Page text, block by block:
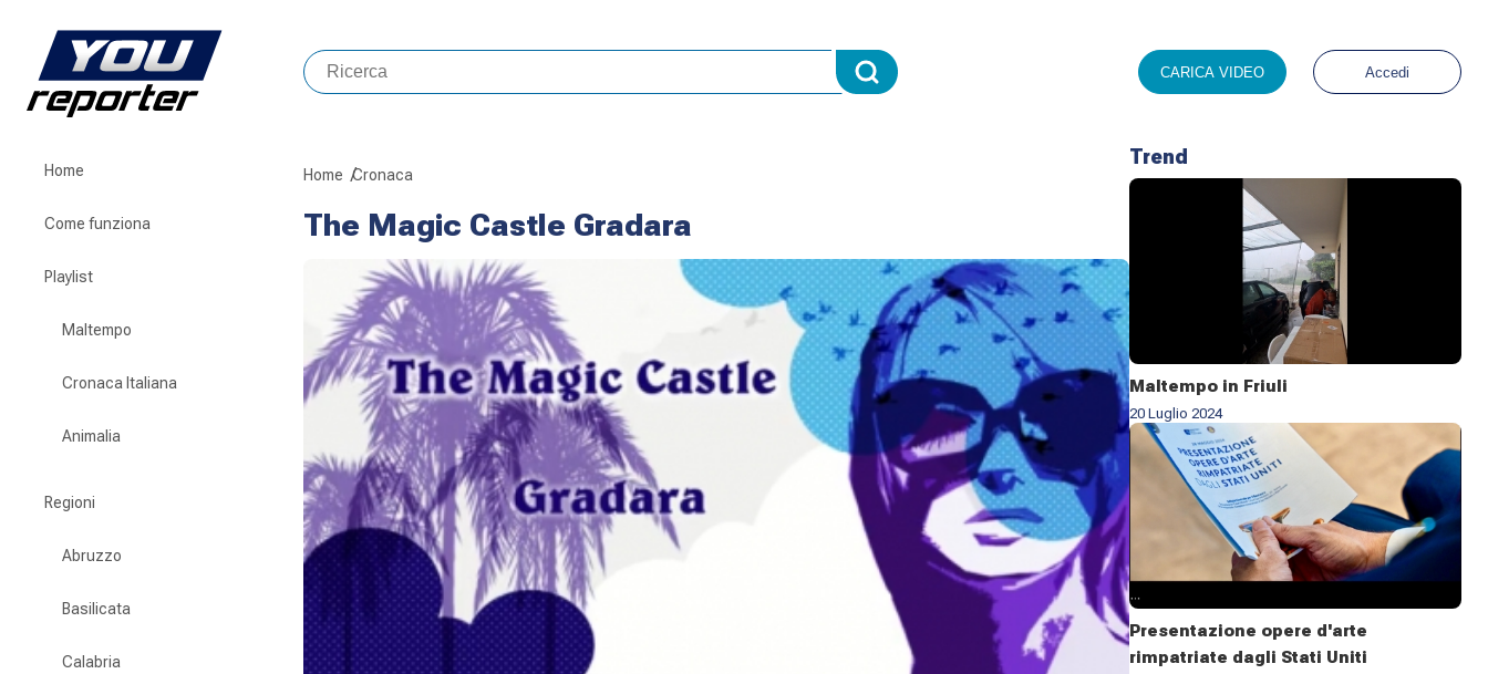
CARICA VIDEO Accedi
Home
Come funziona
Playlist
Maltempo
Cronaca Italiana
Animalia
Regioni
Abruzzo
Basilicata
Calabria
Home Cronaca
The Magic Castle Gradara
Trend
Maltempo in Friuli
20 Luglio 2024
Presentazione opere d'arte
rimpatriate dagli Stati Uniti